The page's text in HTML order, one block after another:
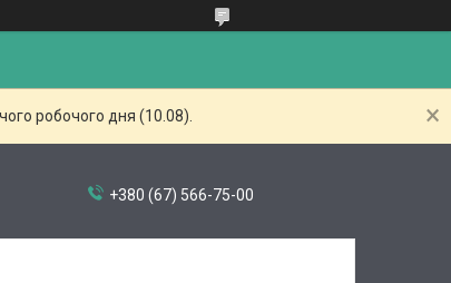
робочого дня (10.08).
+380 (67) 566-75-00